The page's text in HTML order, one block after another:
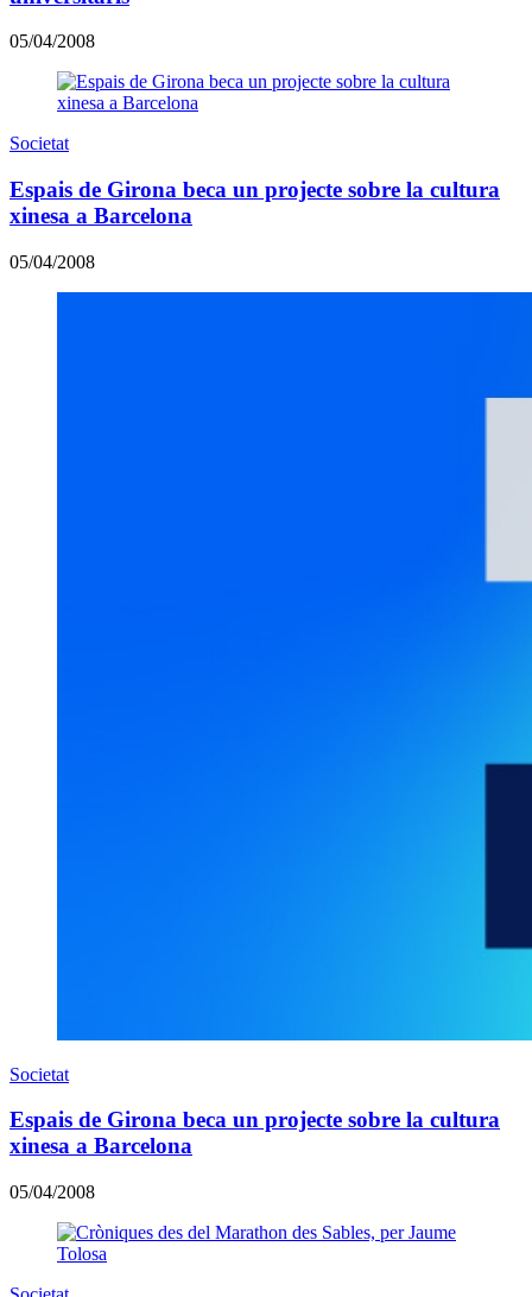
05/04/2008
Societat
Espais de Girona beca un projecte sobre la cultura
xinesa a Barcelona
05/04/2008
Societat
Espais de Girona beca un projecte sobre la cultura
xinesa a Barcelona
05/04/2008